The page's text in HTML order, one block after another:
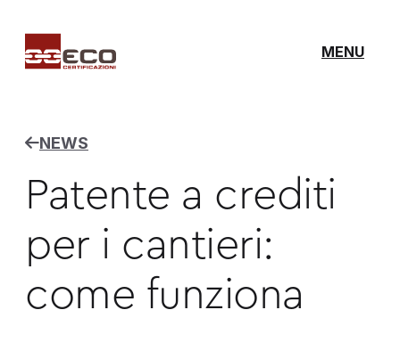
MENU
NEWS
Patente a crediti
per i cantieri:
come funziona